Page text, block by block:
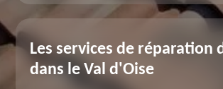
Les services de réparation
dans le Val d'Oise